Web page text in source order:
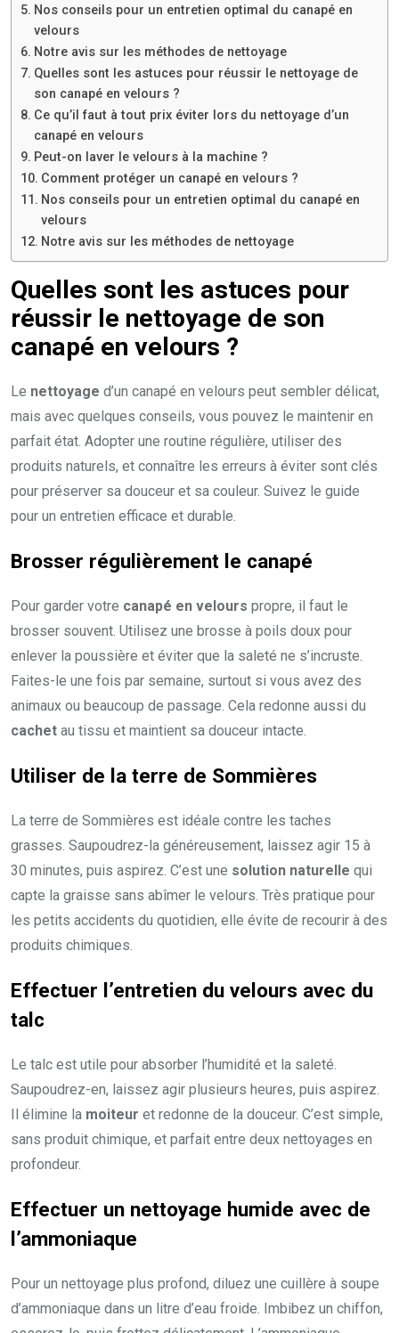
Nos conseils pour un entretien optimal du canapé en
velours
Notre avis sur les méthodes de nettoyage
Quelles sont les astuces pour réussir le nettoyage de
son canapé en velours ?
Ce qu’il faut à tout prix éviter lors du nettoyage d’un
canapé en velours
Peut-on laver le velours à la machine ?
Comment protéger un canapé en velours ?
Nos conseils pour un entretien optimal du canapé en
velours
Notre avis sur les méthodes de nettoyage
Quelles sont les astuces pour
réussir le nettoyage de son
canapé en velours ?
Le nettoyage d’un canapé en velours peut sembler délicat,
mais avec quelques conseils, vous pouvez le maintenir en
parfait état. Adopter une routine régulière, utiliser des
produits naturels, et connaître les erreurs à éviter sont clés
pour préserver sa douceur et sa couleur. Suivez le guide
pour un entretien efficace et durable.
Brosser régulièrement le canapé
Pour garder votre canapé en velours propre, il faut le
brosser souvent. Utilisez une brosse à poils doux pour
enlever la poussière et éviter que la saleté ne s’incruste.
Faites-le une fois par semaine, surtout si vous avez des
animaux ou beaucoup de passage. Cela redonne aussi du
cachet au tissu et maintient sa douceur intacte.
Utiliser de la terre de Sommières
La terre de Sommières est idéale contre les taches
grasses. Saupoudrez-la généreusement, laissez agir 15 à
30 minutes, puis aspirez. C’est une solution naturelle qui
capte la graisse sans abîmer le velours. Très pratique pour
les petits accidents du quotidien, elle évite de recourir à des
produits chimiques.
Effectuer l’entretien du velours avec du
talc
Le talc est utile pour absorber l’humidité et la saleté.
Saupoudrez-en, laissez agir plusieurs heures, puis aspirez.
Il élimine la moiteur et redonne de la douceur. C’est simple,
sans produit chimique, et parfait entre deux nettoyages en
profondeur.
Effectuer un nettoyage humide avec de
l’ammoniaque
Pour un nettoyage plus profond, diluez une cuillère à soupe
d’ammoniaque dans un litre d’eau froide. Imbibez un chiffon,